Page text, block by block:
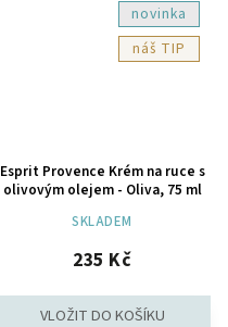
novinka
TIP
Esprit Provence Krém na ruce s
olivovým olejem - Oliva, 75 ml
SKLADEM
235 Kč